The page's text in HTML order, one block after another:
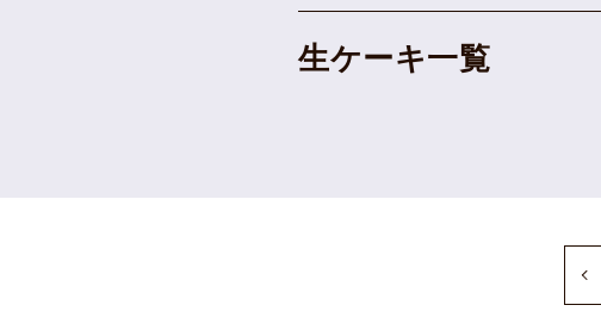
生ケーキ一覧